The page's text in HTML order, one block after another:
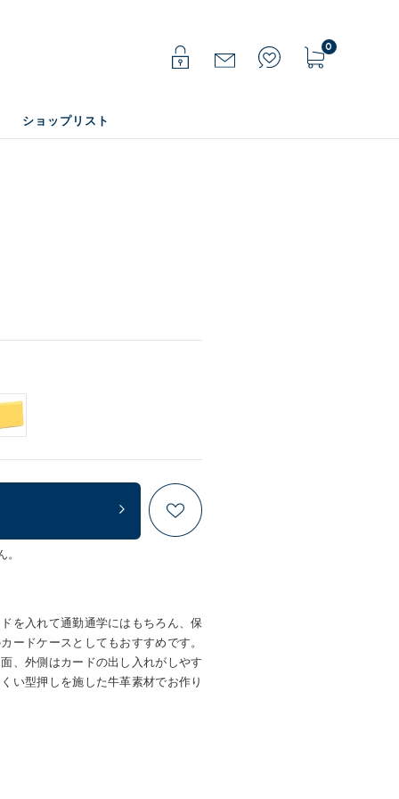
0
ショップリスト
を入れて通勤通学にはもちろん、保
ードケースとしてもおすすめです。
、外側はカードの出し入れがしやす
い型押しを施した牛革素材でお作り